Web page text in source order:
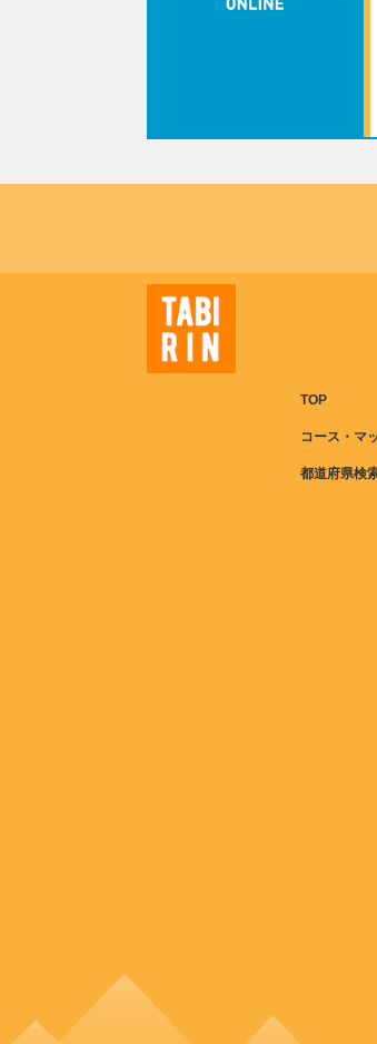
TOP
コース・マ
都道府県検